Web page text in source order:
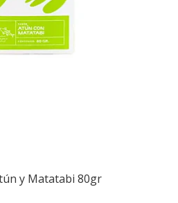
y Matatabi 80gr